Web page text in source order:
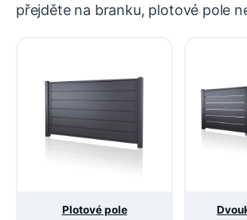
přejděte na branku, plotové pole
Plotové pole